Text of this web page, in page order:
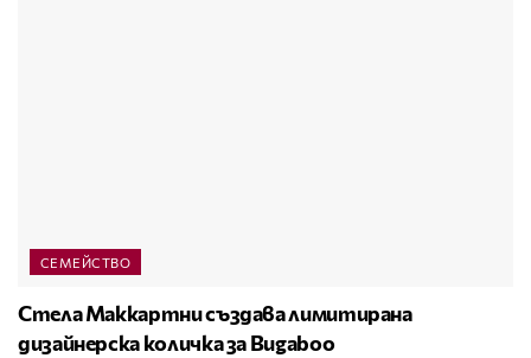
СЕМЕЙСТВО
Стела Маккартни създава лимитирана
дизайнерска количка за Bugaboo